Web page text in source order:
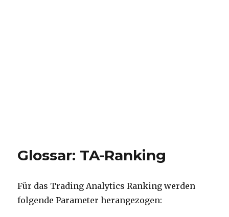
Glossar: TA-Ranking
Für das Trading Analytics Ranking werden
folgende Parameter herangezogen: